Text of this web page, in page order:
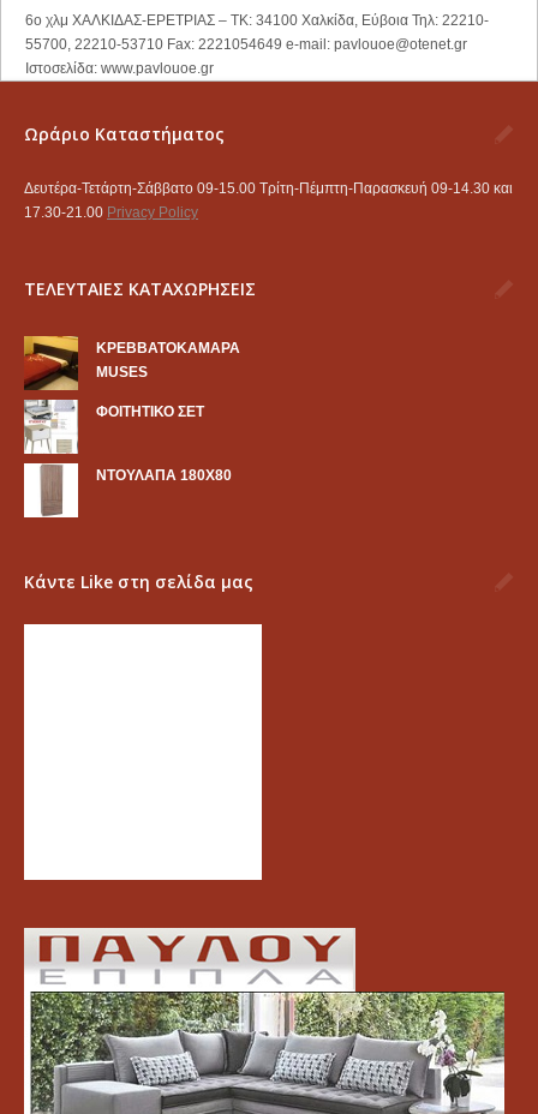
6ο χλμ ΧΑΛΚΙΔΑΣ-ΕΡΕΤΡΙΑΣ – ΤΚ: 34100 Χαλκίδα, Εύβοια Τηλ: 22210-
55700, 22210-53710 Fax: 2221054649 e-mail: pavlouoe@otenet.gr
Ιστοσελίδα: www.pavlouoe.gr
Ωράριο Καταστήματος
Δευτέρα-Τετάρτη-Σάββατο 09-15.00 Τρίτη-Πέμπτη-Παρασκευή 09-14.30 και
17.30-21.00 Privacy Policy
ΤΕΛΕΥΤΑΙΕΣ ΚΑΤΑΧΩΡΗΣΕΙΣ
KΡΕΒΒΑΤΟΚΑΜΑΡΑ
MUSES
ΦΟΙΤΗΤΙΚΟ ΣΕΤ
ΝΤΟΥΛΑΠΑ 180Χ80
Κάντε Like στη σελίδα μας